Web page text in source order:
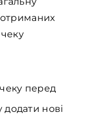
перед
нові